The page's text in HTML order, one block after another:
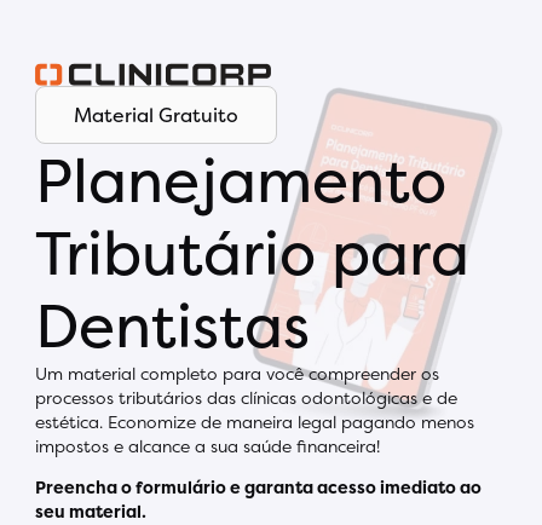
Material Gratuito
Planejamento
Tributário para
Dentistas
Um material completo para você compreender os
processos tributários das clínicas odontológicas e de
estética. Economize de maneira legal pagando menos
impostos e alcance a sua saúde financeira!
Preencha o formulário e garanta acesso imediato ao
seu material.